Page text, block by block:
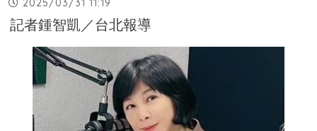
2025/03/31 11:19
記者鍾智凱／台北報導